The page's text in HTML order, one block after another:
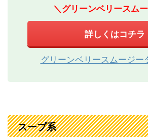
＼グリーンベリースム
詳しくはコチラ
グリーンベリースムージー
スープ系